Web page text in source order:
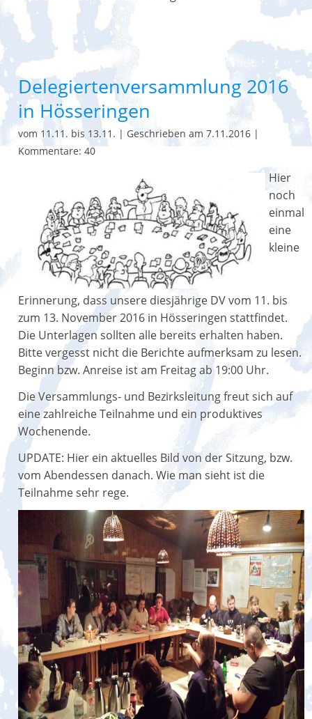
Delegiertenversammlung 2016
in Hösseringen
vom 11.11. bis 13.11. | Geschrieben am 7.11.2016 |
Kommentare: 40
Hier
noch
einmal
eine
kleine
Erinnerung, dass unsere diesjährige DV vom 11. bis
zum 13. November 2016 in Hösseringen stattfindet.
Die Unterlagen sollten alle bereits erhalten haben.
Bitte vergesst nicht die Berichte aufmerksam zu lesen.
Beginn bzw. Anreise ist am Freitag ab 19:00 Uhr.
Die Versammlungs- und Bezirksleitung freut sich auf
eine zahlreiche Teilnahme und ein produktives
Wochenende.
UPDATE: Hier ein aktuelles Bild von der Sitzung, bzw.
vom Abendessen danach. Wie man sieht ist die
Teilnahme sehr rege.